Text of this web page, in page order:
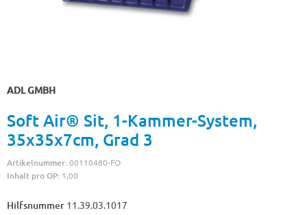
ADL GMBH
Soft Air® Sit, 1-Kammer-System,
35x35x7cm, Grad 3
Artikelnummer:00110480-FO
Inhalt pro OP: 1,00
Hilfsnummer 11.39.03.1017